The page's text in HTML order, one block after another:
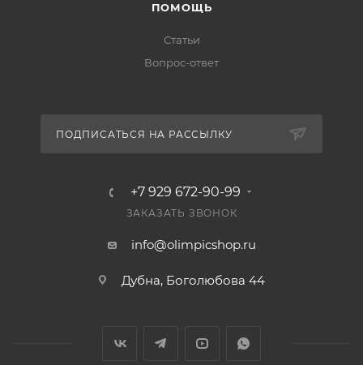
ПОМОЩЬ
Статьи
Вопрос-ответ
ПОДПИСАТЬСЯ НА РАССЫЛКУ
+7 929 672-90-99
ЗАКАЗАТЬ ЗВОНОК
info@olimpicshop.ru
Дубна, Боголюбова 44